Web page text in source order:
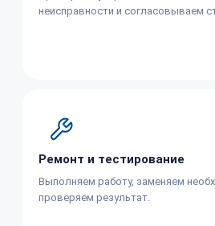
неисправности и согласовываем
Ремонт и тестирование
Выполняем работу, заменяем
проверяем результат.